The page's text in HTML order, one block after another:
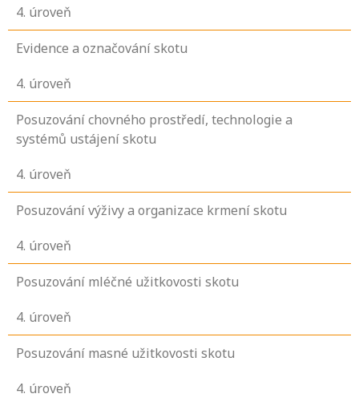
4. úroveň
Evidence a označování skotu
4. úroveň
Posuzování chovného prostředí, technologie a
systémů ustájení skotu
4. úroveň
Posuzování výživy a organizace krmení skotu
4. úroveň
Posuzování mléčné užitkovosti skotu
4. úroveň
Posuzování masné užitkovosti skotu
4. úroveň